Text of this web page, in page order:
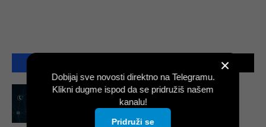
×
Dobijaj sve novosti direktno na Telegramu.
Klikni dugme ispod da se pridružiš našem
kanalu!
Pridruži se
KOMENTARI
Kontakt
utorak, kolovoza 06, 2024